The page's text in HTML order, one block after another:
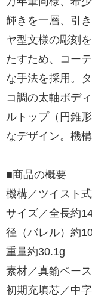
輝きを一層、引
ヤ型文様の彫刻
たすため、コー
な手法を採用。
コ調の太軸ボデ
ルトップ（円錐
なデザイン。機
■商品の概要
機構／ツイスト式
サイズ／全長約
径（バレル）約
重量約30.1g
素材／真鍮ベー
初期充填芯／中字